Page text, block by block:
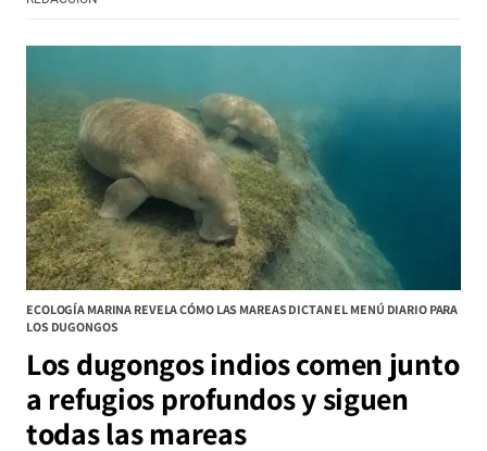
ECOLOGÍA MARINA REVELA CÓMO LAS MAREAS DICTAN EL MENÚ DIARIO PARA
LOS DUGONGOS
Los dugongos indios comen junto
a refugios profundos y siguen
todas las mareas